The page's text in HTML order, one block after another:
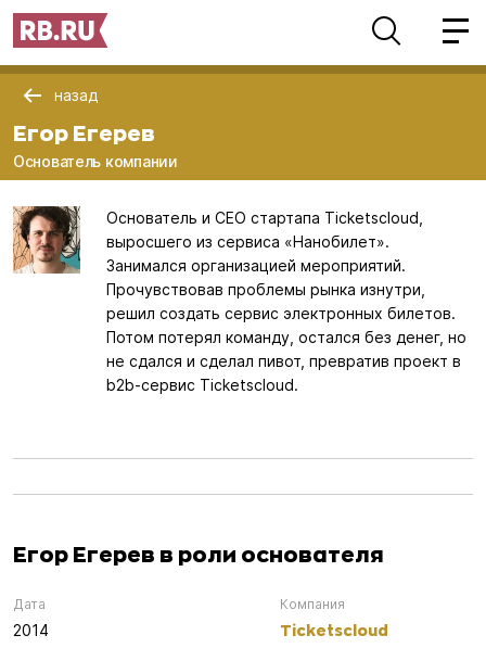
назад
Егор Егерев
Основатель компании
Основатель и CEO стартапа Ticketscloud,
выросшего из сервиса «Нанобилет».
Занимался организацией мероприятий.
Прочувствовав проблемы рынка изнутри,
решил создать сервис электронных билетов.
Потом потерял команду, остался без денег, но
не сдался и сделал пивот, превратив проект в
b2b-сервис Ticketscloud.
Егор Егерев в роли основателя
Дата
2014
Компания
Ticketscloud